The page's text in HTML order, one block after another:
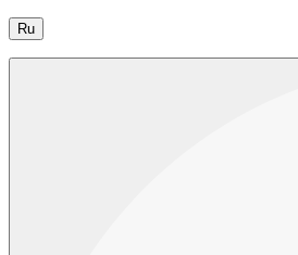
Ru